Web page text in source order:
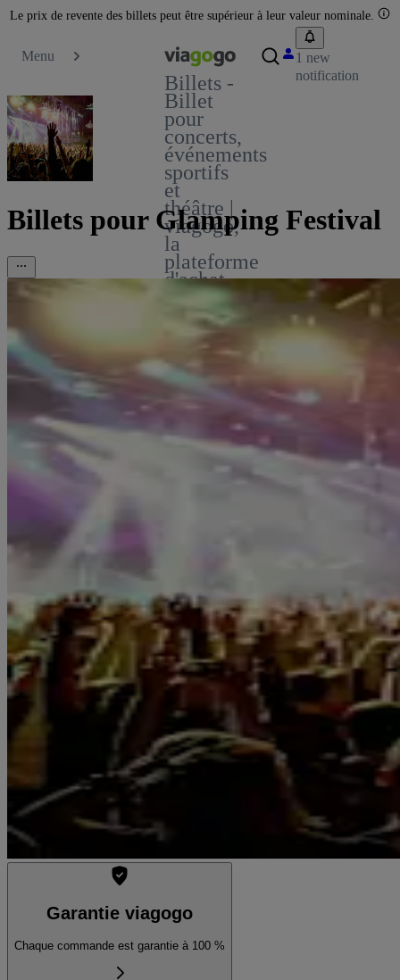
Le prix de revente des billets peut être supérieur à leur valeur nominale.
Menu
Billets -
Billet
pour
concerts,
événements
sportifs
et
théâtre |
viagogo,
la
plateforme
d'achat
et de
vente
billets
1 new
notification
Billets pour Glamping Festival
Garantie viagogo
Chaque commande est garantie à 100 %